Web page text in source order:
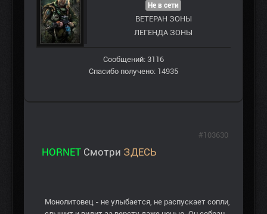
Не в сети
ВЕТЕРАН ЗOНЫ
ЛЕГЕНДА ЗОНЫ
Сообщений: 3116
Спасибо получено: 14935
HORNET Смотри ЗДЕСЬ
Монолитовец - не улыбается, не распускает сопли,
#103630